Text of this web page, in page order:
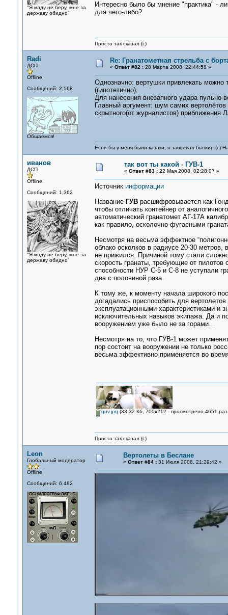
"Я мзду не беру, мне за
державу обидно"
Интересно было бы мнение "практика" -
для чего-либо?
Просто так сказал (с)
Radi
ДСП
Offline
Сообщений: 2,568
Общаемся!
Re: Гранатометная стрельба с
« Ответ #82 :28 Марта 2008, 22:44:58 »
Однозначно: вертушки привлекать можно
(гипотетично).
Для нанесения внезапного удара
Главный аргумент: шум самих
скрытного(от журналистов) приближения
Если бы у меня были казаки, я завоевал бы мир (с)
иванов
ДСП
Offline
Сообщений: 1,362
"Я мзду не беру, мне за
державу обидно"
так вот ты какой - ГУВ-1
« Ответ #83 :22 Мая 2008, 02:28:07 »
Источник информации
Название ГУВрасшифровывается как
чтобы отличать контейнер от
автоматический гранатомет АГ-17А
как правило, осколочно-фугасными
Несмотря на весьма эффектное
облако осколков в радиусе 20-30
не прижился. Причиной тому стали
скорость гранаты, требующие от
способности НУР С-5 и С-8 не уступали
два с половиной раза.
К тому же, к моменту начала широкого
догадались приспособить для
эксплуатационными характеристиками и
исключительных навыков экипажа. Да и
вооружением уже было не за горами…
Несмотря на то, что ГУВ-1 может
пор состоит на вооружении не только
весьма эффективно применяется во
guv.jpg (33.32 Кб, 700x212 - просмотрено 4651
Просто так сказал (с)
Leon
Глобальный модератор
Offline
Сообщений: 6,482
Вертолеты в Беслане
« Ответ #84 :31 Июля 2008, 21:29:42 »